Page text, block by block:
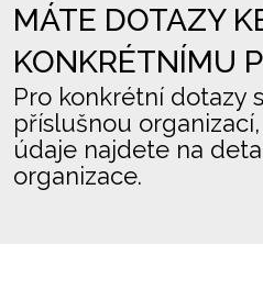
MÁTE DOTAZY
KONKRÉTNÍMU
Pro konkrétní dotazy
příslušnou
údaje najdete na
organizace.